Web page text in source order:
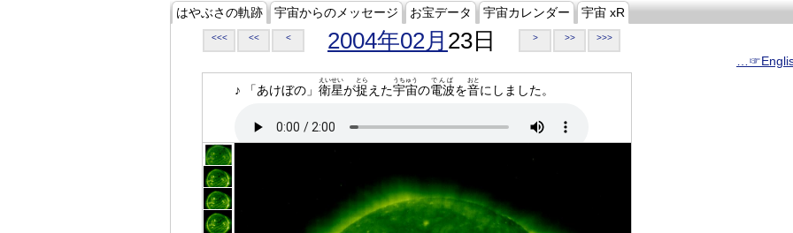
はやぶさの軌跡 宇宙からのメッセージ お宝データ 宇宙カレンダー 宇宙 xR
<<< << < 2004年02月 23日 > >> >>>
♪ 「あけぼの」 衛星
えいせい
が捉
とら
えた宇宙
うちゅう
の電波
でんぱ
を音
おと
にしました。